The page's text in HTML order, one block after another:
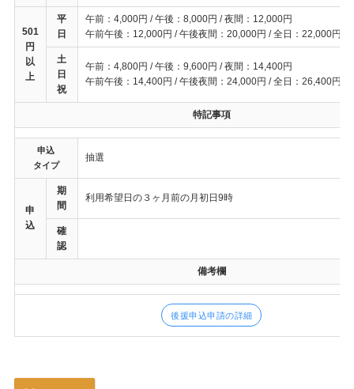
501
円
以
上
平
日
午前：4,000円 / 午後：8,000円 / 夜間：12,000円
午前午後：12,000円 / 午後夜間：20,000円 / 全日：22,000円
土
日
祝
午前：4,800円 / 午後：9,600円 / 夜間：14,400円
午前午後：14,400円 / 午後夜間：24,000円 / 全日：26,400円
特記事項
申込
タイプ
抽選
申
込
期
間
利用希望日の３ヶ月前の月初日9時
確
認
備考欄
後援申込申請の詳細